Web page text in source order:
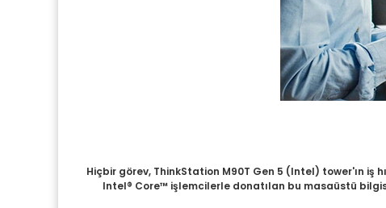
Hiçbir görev, ThinkStation M90T Gen 5 (Intel) tower'ın iş
Intel® Core™ işlemcilerle donatılan bu masaüstü